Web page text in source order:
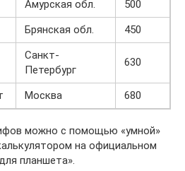
Амурская обл.
500
Брянская обл. 450
Санкт-
Петербург
630
Москва 680
можно с помощью «умной»
на официальном
планшета».